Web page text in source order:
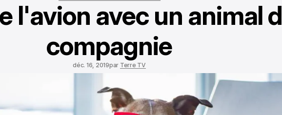
CONSEILS ET ASTUCES DE VOYAGES
l'avion avec un animal
compagnie
déc. 16, 2019par Terre TV